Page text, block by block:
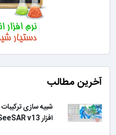
آخرین مطالب
شبیه سازی
افزار SeeSAR v13